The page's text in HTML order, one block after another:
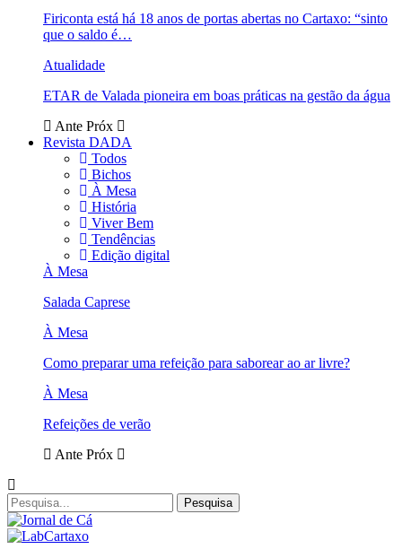
Firiconta está há 18 anos de portas abertas no Cartaxo: “sinto
que o saldo é…
Atualidade
ETAR de Valada pioneira em boas práticas na gestão da água
Ante Próx
Revista DADA
Todos
Bichos
À Mesa
História
Viver Bem
Tendências
Edição digital
À Mesa
Salada Caprese
À Mesa
Como preparar uma refeição para saborear ao ar livre?
À Mesa
Refeições de verão
Ante Próx